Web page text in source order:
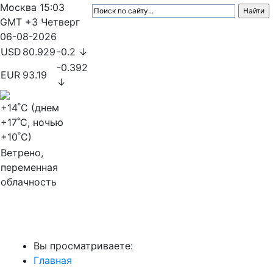
Москва 15:03
GMT +3 Четверг
06-08-2026
USD 80.929 -0.2 ↓
EUR 93.19
-0.392
↓
+14˚C (днем
+17˚C, ночью
+10˚C)
Ветрено,
переменная
облачность
Вы просматриваете:
Главная